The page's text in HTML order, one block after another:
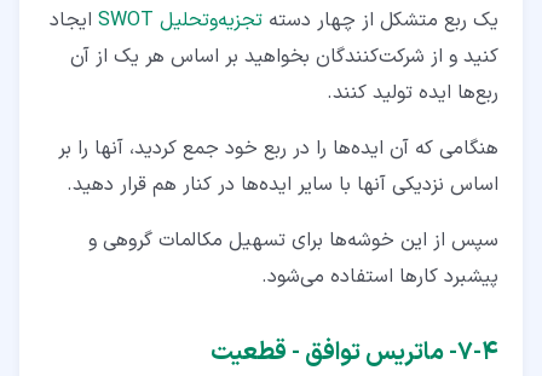
یک ربع متشکل از چهار دسته تجزیه‌وتحلیل SWOT
ایجاد
کنید و از شرکت‌کنندگان بخواهید بر اساس هر یک از آن
ربع‌ها ایده تولید کنند.
هنگامی که آن ایده‌ها را در ربع خود جمع کردید، آنها را بر
اساس نزدیکی آنها با سایر ایده‌ها در کنار هم قرار دهید.
سپس از این خوشه‌ها برای تسهیل مکالمات گروهی و
پیشبرد کارها استفاده می‌شود.
۴‏-‏۷‏- ماتریس توافق - قطعیت